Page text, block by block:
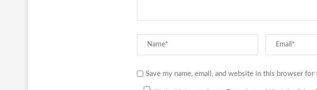
Save my name, email, and website in this browser